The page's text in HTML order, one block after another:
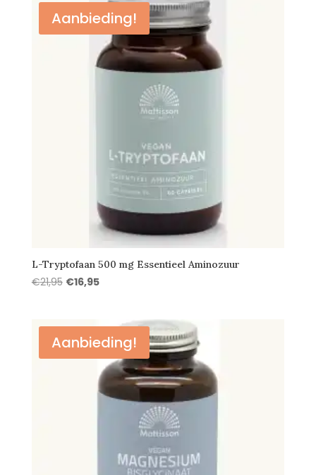
€3,95.€3,35.
Aanbieding!
L-Tryptofaan 500 mg Essentieel Aminozuur
€21,95 Oorspronkelijke
€21,95.
€16,95Huidige
€16,95.
Aanbieding!